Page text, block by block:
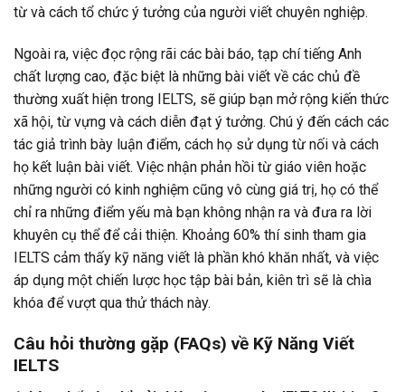
từ và cách tổ chức ý tưởng của người viết chuyên nghiệp.
Ngoài ra, việc đọc rộng rãi các bài báo, tạp chí tiếng Anh
chất lượng cao, đặc biệt là những bài viết về các chủ đề
thường xuất hiện trong IELTS, sẽ giúp bạn mở rộng kiến thức
xã hội, từ vựng và cách diễn đạt ý tưởng. Chú ý đến cách các
tác giả trình bày luận điểm, cách họ sử dụng từ nối và cách
họ kết luận bài viết. Việc nhận phản hồi từ giáo viên hoặc
những người có kinh nghiệm cũng vô cùng giá trị, họ có thể
chỉ ra những điểm yếu mà bạn không nhận ra và đưa ra lời
khuyên cụ thể để cải thiện. Khoảng 60% thí sinh tham gia
IELTS cảm thấy kỹ năng viết là phần khó khăn nhất, và việc
áp dụng một chiến lược học tập bài bản, kiên trì sẽ là chìa
khóa để vượt qua thử thách này.
Câu hỏi thường gặp (FAQs) về Kỹ Năng Viết
IELTS